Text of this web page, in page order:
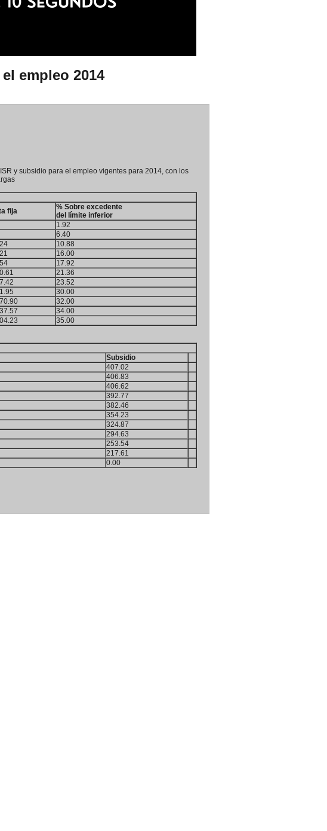
empleo 2014
y subsidio para el empleo vigentes para 2014, con los
fija
% Sobre excedente
del límite inferior
1.92
6.40
10.88
16.00
17.92
21.36
23.52
30.00
32.00
34.00
35.00
Subsidio
407.02
406.83
406.62
392.77
382.46
354.23
324.87
294.63
253.54
217.61
0.00